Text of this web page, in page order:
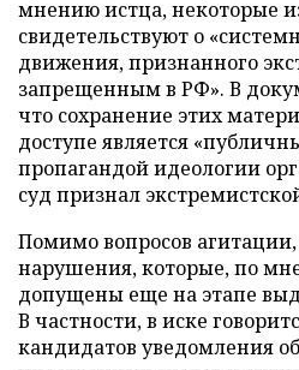
мнению истца, некоторые
свидетельствуют о
движения, признанного
запрещенным в РФ». В
что сохранение этих
доступе является
пропагандой идеологии
суд признал
Помимо вопросов
нарушения, которые, по
допущены еще на этапе
В частности, в иске
кандидатов уведомления